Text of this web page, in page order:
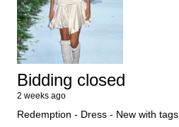
Bidding closed
2 weeks ago
Redemption - Dress - New with tags